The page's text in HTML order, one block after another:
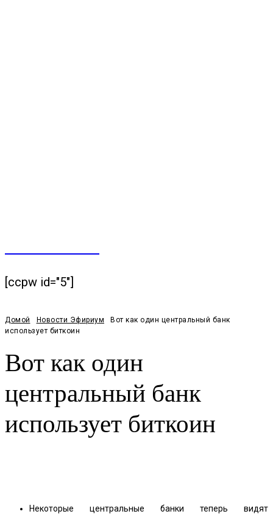
[ccpw id="5"]
Домой Новости Эфириум
Вот как один центральный банк
использует биткоин
Вот как один
центральный банк
использует биткоин
Некоторые центральные банки теперь видят